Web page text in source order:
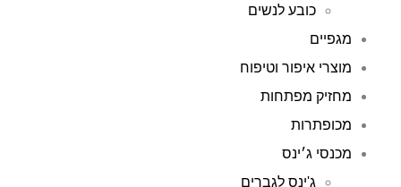
כובע לנשים
מגפיים
מוצרי איפור וטיפוח
מחזיק מפתחות
מכופתרות
מכנסי ג׳ינס
ג'ינס לגברים